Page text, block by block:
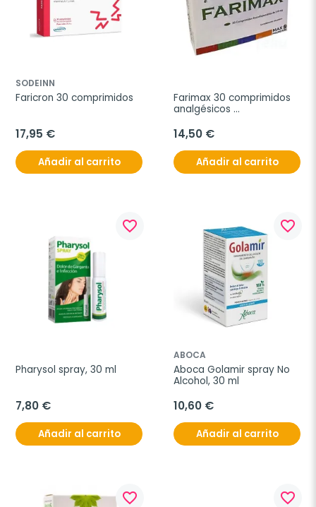
SODEINN
Faricron 30 comprimidos
17,95 €
Añadir al carrito
Farimax 30 comprimidos
analgésicos
14,50 €
Añadir al carrito
favorite_border
Pharysol spray, 30 ml
7,80 €
Añadir al carrito
favorite_border
ABOCA
Aboca Golamir spray No
Alcohol, 30 ml
10,60 €
Añadir al carrito
favorite_border favorite_border